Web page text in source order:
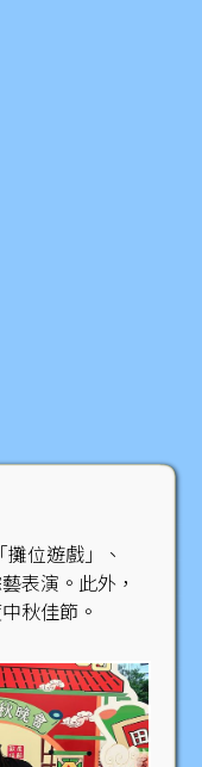
位遊戲」、
表演。此外，
秋佳節。